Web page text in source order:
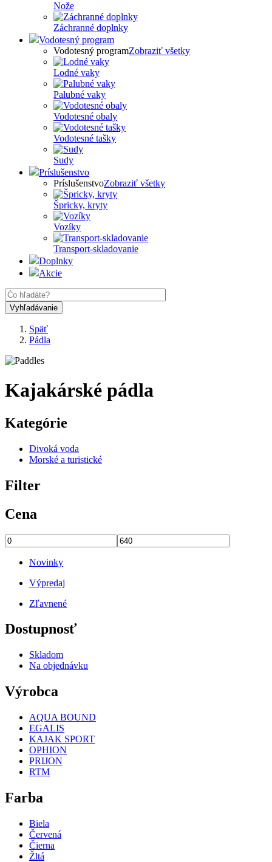
Nože
Záchranné doplnky
Vodotesný program
Vodotesný programZobraziť všetky
Lodné vaky
Palubné vaky
Vodotesné obaly
Vodotesné tašky
Sudy
Príslušenstvo
PríslušenstvoZobraziť všetky
Špricky, kryty
Vozíky
Transport-skladovanie
Doplnky
Akcie
Omrvinka
Späť
Pádla
Kajakárské pádla
Kategórie
Divoká voda
Morské a turistické
Filter
Cena
Novinky
Výpredaj
Zľavnené
Dostupnosť
Skladom
Na objednávku
Výrobca
AQUA BOUND
EGALIS
KAJAK SPORT
OPHION
PRIJON
RTM
Farba
Biela
Červená
Čierna
Žltá